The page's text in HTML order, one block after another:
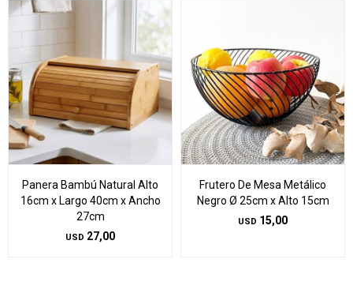
Panera Bambú Natural Alto
16cm x Largo 40cm x Ancho
27cm
USD 27,00
Frutero De Mesa Metálico
Negro Ø 25cm x Alto 15cm
USD 15,00